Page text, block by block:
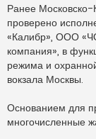
о
б
е
н
и
е
Ранее Московско-
проверено
«Калибр», ООО
компания», в
режима и
вокзала Москвы.
Основанием для
многочисленные